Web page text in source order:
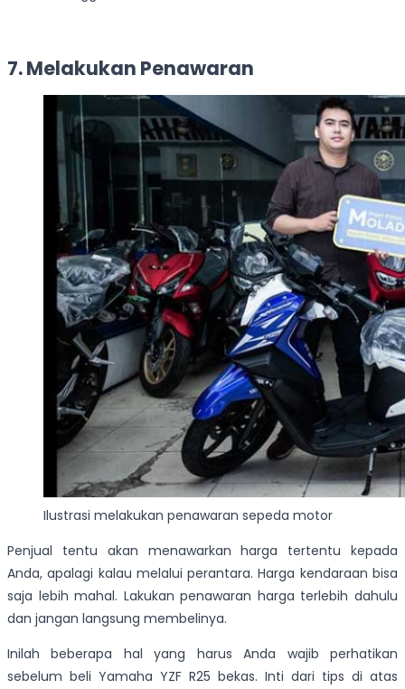
7. Melakukan Penawaran
Ilustrasi melakukan penawaran sepeda motor
Penjual tentu akan menawarkan harga tertentu kepada
Anda, apalagi kalau melalui perantara. Harga kendaraan bisa
saja lebih mahal. Lakukan penawaran harga terlebih dahulu
dan jangan langsung membelinya.
Inilah beberapa hal yang harus Anda wajib perhatikan
sebelum beli Yamaha YZF R25 bekas. Inti dari tips di atas